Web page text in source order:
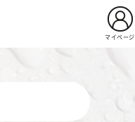
マイページ